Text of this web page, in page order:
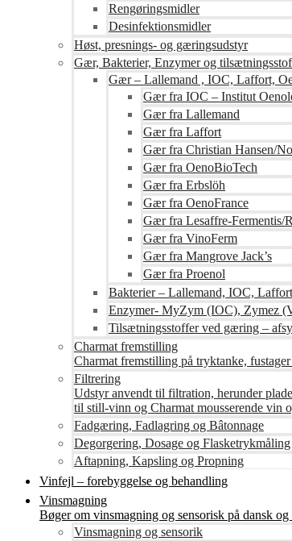
Rengøringsmidler
Desinfektionsmidler
Høst, presnings- og gæringsudstyr
Gær, Bakterier, Enzymer og
Gær – Lallemand , IOC, Laffort,
Gær fra IOC – Institut
Gær fra Lallemand
Gær fra Laffort
Gær fra Christian Hansen/
Gær fra OenoBioTech
Gær fra Erbslöh
Gær fra OenoFrance
Gær fra Lesaffre-Fermentis/
Gær fra VinoFerm
Gær fra Mangrove Jack’s
Gær fra Proenol
Bakterier – Lallemand, IOC,
Enzymer- MyZym (IOC), Zymez
Tilsætningsstoffer ved gæring –
Charmat fremstilling
Charmat fremstilling på tryktanke,
Filtrering
Udstyr anvendt til filtration, herunder
til still-vinn og Charmat mousserende vin
Fadgæring, Fadlagring og Bâtonnage
Degorgering, Dosage og Flasketrykmåling
Aftapning, Kapsling og Propning
Vinfejl – forebyggelse og behandling
Vinsmagning
Bøger om vinsmagning og sensorisk på dansk
Vinsmagning og sensorik